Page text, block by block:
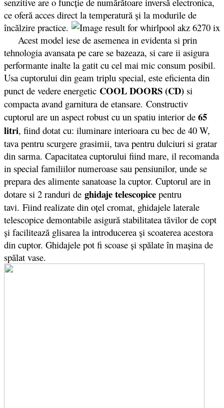
ce oferă acces direct la temperatură şi la modurile de
încălzire practice.
Acest model iese de asemenea in evidenta si prin
tehnologia avansata pe care se bazeaza, si care ii asigura
performante inalte la gatit cu cel mai mic consum posibil.
Usa cuptorului din geam triplu special, este eficienta din
punct de vedere energetic COOL DOORS (CD) si
compacta avand garnitura de etansare. Constructiv
cuptorul are un aspect robust cu un spatiu interior de 65
litri, fiind dotat cu: iluminare interioara cu bec de 40 W,
tava pentru scurgere grasimii, tava pentru dulciuri si gratar
din sarma. Capacitatea cuptorului fiind mare, il recomanda
in special familiilor numeroase sau pensiunilor, unde se
prepara des alimente sanatoase la cuptor. Cuptorul are in
dotare si 2 randuri de ghidaje telescopice pentru
tavi. Fiind realizate din oţel cromat, ghidajele laterale
telescopice demontabile asigură stabilitatea tăvilor de copt
şi facilitează glisarea la introducerea şi scoaterea acestora
din cuptor. Ghidajele pot fi scoase şi spălate în maşina de
spălat vase.